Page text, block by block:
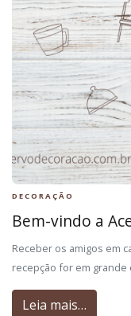
DECORAÇÃO
Bem-vindo a
Receber os amigos em
recepção for em
Leia mais…